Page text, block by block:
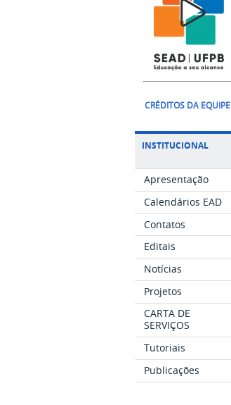
CRÉDITOS DA EQUIPE
INSTITUCIONAL
Apresentação
Calendários EAD
Contatos
Editais
Notícias
Projetos
CARTA DE
SERVIÇOS
Tutoriais
Publicações